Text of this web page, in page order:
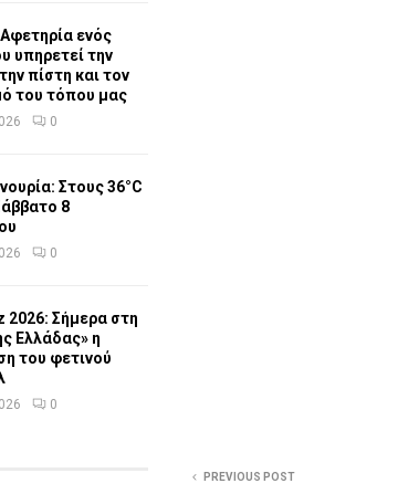
PREVIOUS POST
ενός
υπηρετεί την
πίστη και τον
του τόπου μας
0
Στους 36°C
8
0
2026: Σήμερα στη
Ελλάδας» η
του φετινού
0